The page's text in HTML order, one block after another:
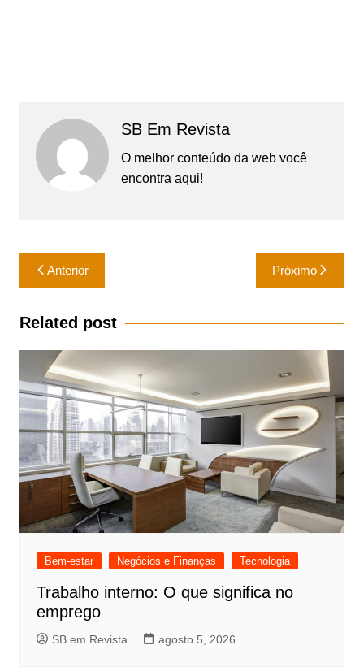
SB Em Revista
O melhor conteúdo da web você
encontra aqui!
Navegação
de
Post
Anterior Próximo
Related post
Bem-estar Negócios e Finanças Tecnologia
Trabalho interno: O que significa no
emprego
SB em Revista agosto 5, 2026